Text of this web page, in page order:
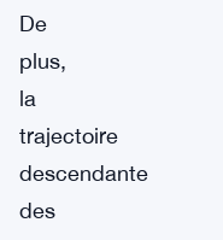
De
plus,
la
trajectoire
descendante
des